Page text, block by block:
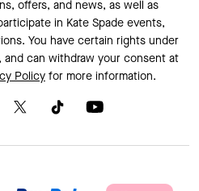
offers, and news, as well as
in Kate Spade events,
You have certain rights under
and can withdraw your consent at
Policyfor more information.